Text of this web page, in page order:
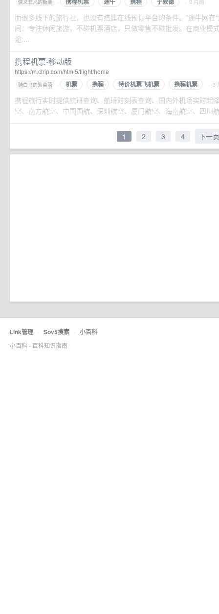
侠义非凡的板栗
而很多线下的旅行社，也没有搭建在线预订平台的条件。”途牛网在
间：专注休闲旅游，不碰机票酒店，只做零售不碰批发。在商业模
途;...
携程机票-移动版
https://m.ctrip.com/html5/flight/home
骑白马的紫菜汤 · 机票 携程 特价机票飞机票 携程机票 · 3
携程旅行实时提供航班查询、航班时刻表查询、国内外机场实时起
空、南方航空、中国国航、深圳航空、厦门航空、海南航空、四川
1 2 3 4 下一页
Link管理 · Sov5搜索 · 小百科
小百科 - 百科知识指南